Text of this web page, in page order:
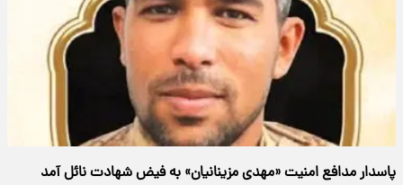
پاسدار مدافع امنیت «مهدی مزینانیان» به فیض شهادت نائل آمد